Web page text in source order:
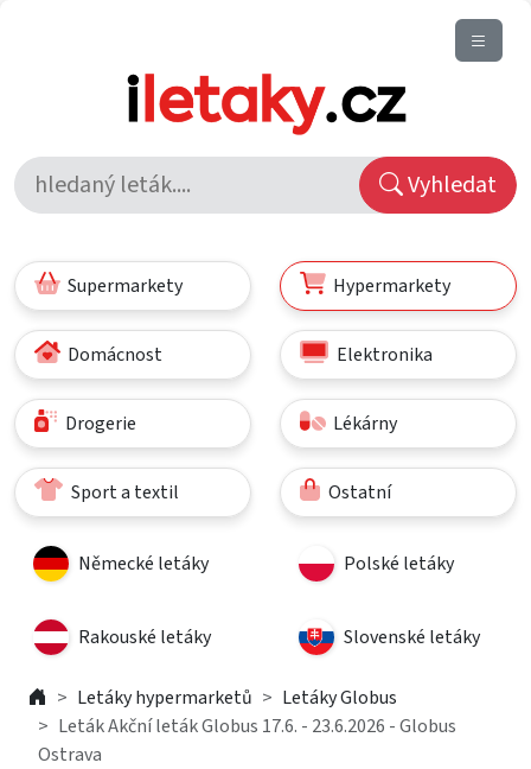
Vyhledat
Supermarkety Hypermarkety
Domácnost Elektronika
Drogerie Lékárny
Sport a textil Ostatní
Německé letáky Polské letáky
Rakouské letáky Slovenské letáky
Letáky hypermarketů
Letáky Globus
Leták Akční leták Globus 17.6. - 23.6.2026 - Globus
Ostrava